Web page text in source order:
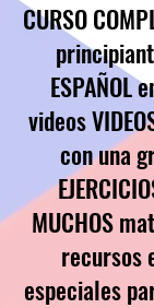
CURSO
ESPAÑOL
videos
con una
MUCHOS
recursos
especiales